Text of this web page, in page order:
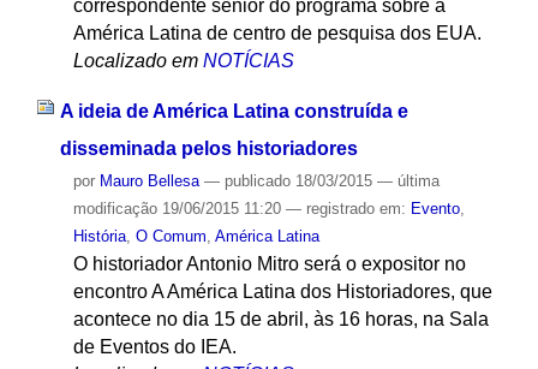
correspondente sênior do programa sobre a
América Latina de centro de pesquisa dos EUA.
Localizado em NOTÍCIAS
A ideia de América Latina construída e
disseminada pelos historiadores
por Mauro Bellesa — publicado18/03/2015 — última
modificação19/06/2015 11:20 — registrado em: Evento,
História, O Comum, América Latina
O historiador Antonio Mitro será o expositor no
encontro A América Latina dos Historiadores, que
acontece no dia 15 de abril, às 16 horas, na Sala
de Eventos do IEA.